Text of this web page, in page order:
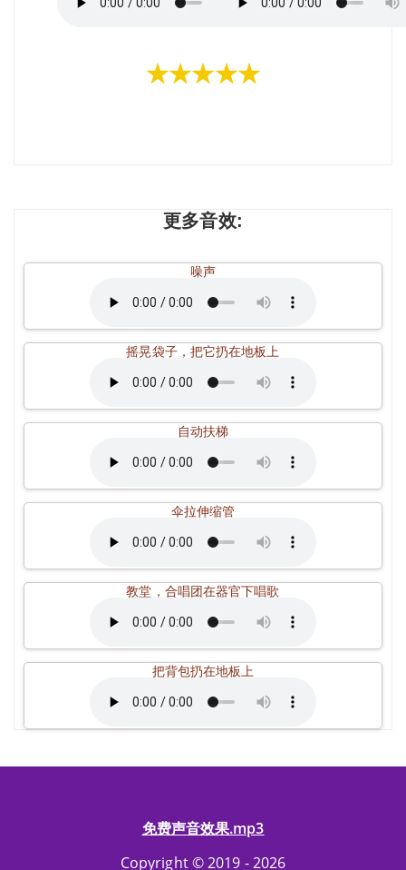
★★★★★
更多音效:
噪声
摇晃袋子，把它扔在地板上
自动扶梯
伞拉伸缩管
教堂，合唱团在器官下唱歌
把背包扔在地板上
免费声音效果.mp3
Copyright © 2019 - 2026